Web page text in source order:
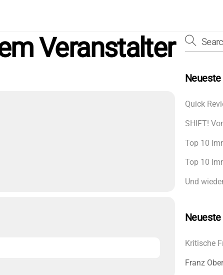
Veranstalter
Quick
SHIFT!
Top 10
Top 10
Und
Kritische
Franz Ober